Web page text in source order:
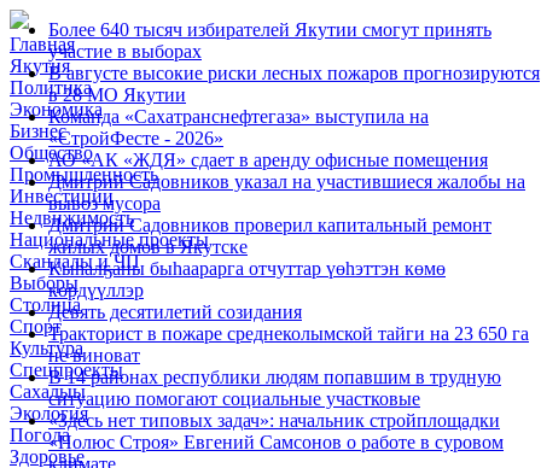
Главная
Якутия
Политика
Экономика
Бизнес
Общество
Промышленность
Инвестиции
Недвижимость
Национальные проекты
Скандалы и ЧП
Выборы
Столица
Спорт
Культура
Спецпроекты
Сахалыы
Экология
Погода
Здоровье
Более 640 тысяч избирателей Якутии смогут принять
участие в выборах
В августе высокие риски лесных пожаров прогнозируются
в 28 МО Якутии
Команда «Сахатранснефтегаза» выступила на
«СтройФесте - 2026»
АО «АК «ЖДЯ» сдает в аренду офисные помещения
Дмитрий Садовников указал на участившиеся жалобы на
вывоз мусора
Дмитрий Садовников проверил капитальный ремонт
жилых домов в Якутске
Кыһалҕаны быһаарарга отчуттар үөһэттэн көмө
көрдүүллэр
Девять десятилетий созидания
Тракторист в пожаре среднеколымской тайги на 23 650 га
не виноват
В 14 районах республики людям попавшим в трудную
ситуацию помогают социальные участковые
«Здесь нет типовых задач»: начальник стройплощадки
«Полюс Строя» Евгений Самсонов о работе в суровом
климате